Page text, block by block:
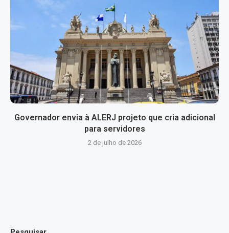
Governador envia à ALERJ projeto que cria adicional
para servidores
2 de julho de 2026